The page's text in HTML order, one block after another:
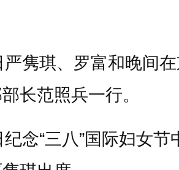
琪、罗富和晚间在
长范照兵一行。
“三八”国际妇女节